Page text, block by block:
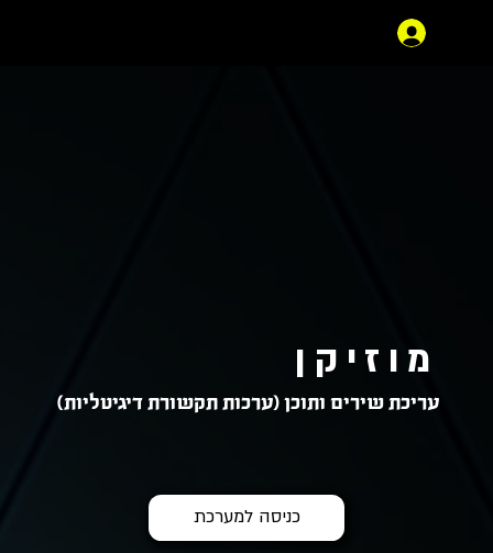
מוזיקן
עריכת שירים ותוכן (ערכות תקשורת דיגיטליות)
כניסה למערכת